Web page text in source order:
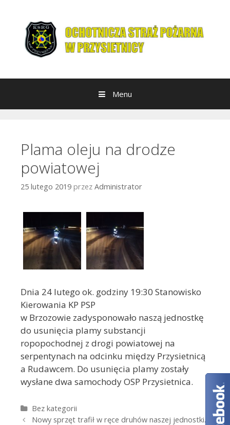
Menu
Plama oleju na drodze
powiatowej
25 lutego 2019 przez Administrator
Dnia 24 lutego ok. godziny 19:30 Stanowisko
Kierowania KP PSP
w Brzozowie zadysponowało naszą jednostkę
do usunięcia plamy substancji
ropopochodnej z drogi powiatowej na
serpentynach na odcinku między Przysietnicą
a Rudawcem. Do usunięcia plamy zostały
wysłane dwa samochody OSP Przysietnica.
Kategorie
Bez kategorii
Zobacz wpisy
Nowy sprzęt trafił w ręce druhów naszej jednostki.